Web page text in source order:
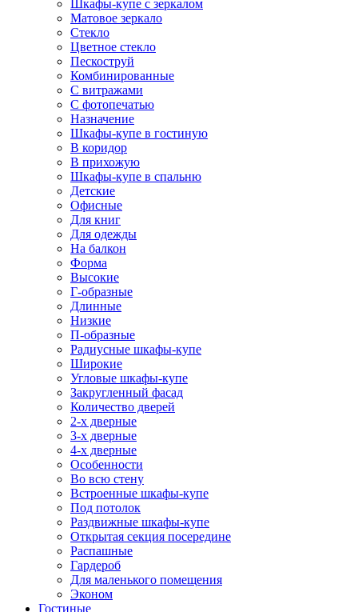
Шкафы-купе с зеркалом
Матовое зеркало
Стекло
Цветное стекло
Пескоструй
Комбинированные
С витражами
С фотопечатью
Назначение
Шкафы-купе в гостиную
В коридор
В прихожую
Шкафы-купе в спальню
Детские
Офисные
Для книг
Для одежды
На балкон
Форма
Высокие
Г-образные
Длинные
Низкие
П-образные
Радиусные шкафы-купе
Широкие
Угловые шкафы-купе
Закругленный фасад
Количество дверей
2-х дверные
3-х дверные
4-х дверные
Особенности
Во всю стену
Встроенные шкафы-купе
Под потолок
Раздвижные шкафы-купе
Открытая секция посередине
Распашные
Гардероб
Для маленького помещения
Эконом
Гостиные